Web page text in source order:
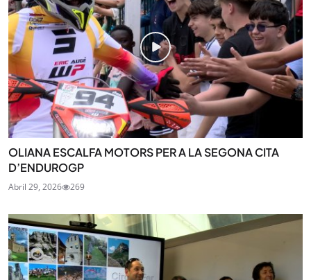
OLIANA ESCALFA MOTORS PER A LA SEGONA CITA
D’ENDUROGP
Abril 29, 2026 269